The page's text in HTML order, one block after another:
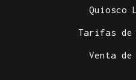
Quiosco
Tarifas de
Venta de